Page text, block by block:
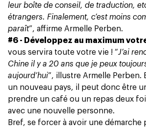
leur boîte de conseil, de traduction,
étrangers. Finalement, c’est moins
paraît”, affirme Armelle Perben.
#6 - Développez au maximum
vous servira toute votre vie ! “J’ai
Chine il y a 20 ans que je peux
aujourd’hui”, illustre Armelle Perben.
un nouveau pays, il peut donc être
prendre un café ou un repas deux
avec une nouvelle personne.
Bref, se forcer à avoir une démarche